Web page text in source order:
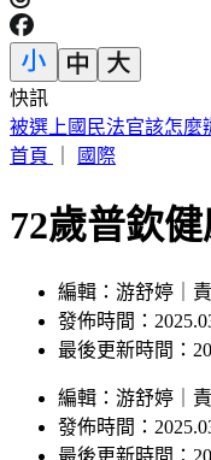
快訊
被選上國民法官該怎麼
首頁
國際
72歲普欽
編輯：游舒婷｜
發佈時間：
最後更新時間：
編輯 ： 游舒婷
發佈時間：
最後更新時間：